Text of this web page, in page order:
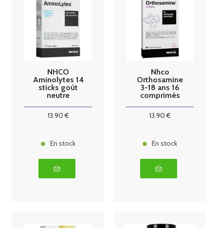
NHCO
Aminolytes 14
sticks goût
neutre
13.90€
En stock
Nhco
Orthosamine
3-18 ans 16
comprimés
13.90€
En stock